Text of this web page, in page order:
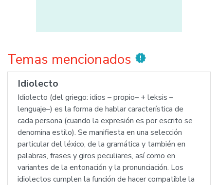
Temas mencionados new_releases
Idiolecto
Idiolecto (del griego: idios – propio– + leksis –
lenguaje–) es la forma de hablar característica de
cada persona (cuando la expresión es por escrito se
denomina estilo). Se manifiesta en una selección
particular del léxico, de la gramática y también en
palabras, frases y giros peculiares, así como en
variantes de la entonación y la pronunciación. Los
idiolectos cumplen la función de hacer compatible la